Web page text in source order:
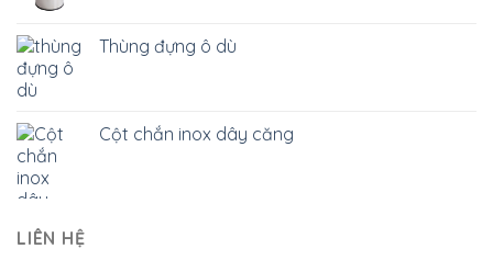
Thùng đựng ô dù
Cột chắn inox dây căng
LIÊN HỆ